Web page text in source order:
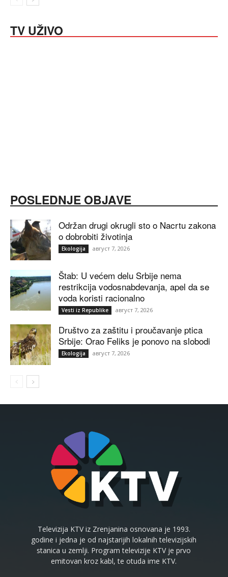
TV UŽIVO
POSLEDNJE OBJAVE
Održan drugi okrugli sto o Nacrtu zakona
o dobrobiti životinja
Ekologija август 7, 2026
Štab: U većem delu Srbije nema
restrikcija vodosnabdevanja, apel da se
voda koristi racionalno
Vesti iz Republike август 7, 2026
Društvo za zaštitu i proučavanje ptica
Srbije: Orao Feliks je ponovo na slobodi
Ekologija август 7, 2026
Televizija KTV iz Zrenjanina osnovana je 1993.
godine i jedna je od najstarijih lokalnih televizijskih
stanica u zemlji. Program televizije KTV je prvo
emitovan kroz kabl, te otuda ime KTV.